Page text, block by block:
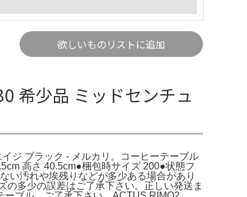
欲しいものリストに追加
希少品 ミッドセンチュ
ジ ブラック - メルカリ。コーヒーテーブル
高さ 40.5cm●梱包時サイズ 200●状態フ
い汚れや埃残りなどが多少ある場合があり
多少の誤差はご了承下さい。正しい発送ま